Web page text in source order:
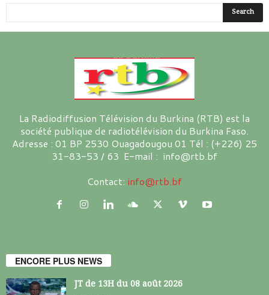
La Radiodiffusion Télévision du Burkina (RTB) est la
société publique de radiotélévision du Burkina Faso.
Adresse : 01 BP 2530 Ouagadougou 01 Tél : (+226) 25
31-83-53 / 63 E-mail : info@rtb.bf
Contact: info@rtb.bf
ENCORE PLUS NEWS
JT de 13H du 08 août 2026